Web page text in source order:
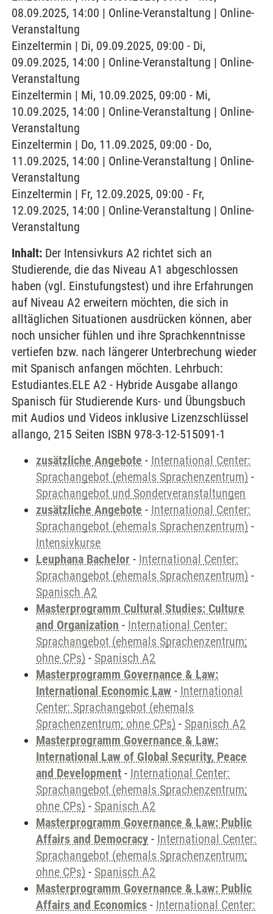
08.09.2025, 14:00 | Online-Veranstaltung | Online-
Veranstaltung
Einzeltermin | Di, 09.09.2025, 09:00 - Di,
09.09.2025, 14:00 | Online-Veranstaltung | Online-
Veranstaltung
Einzeltermin | Mi, 10.09.2025, 09:00 - Mi,
10.09.2025, 14:00 | Online-Veranstaltung | Online-
Veranstaltung
Einzeltermin | Do, 11.09.2025, 09:00 - Do,
11.09.2025, 14:00 | Online-Veranstaltung | Online-
Veranstaltung
Einzeltermin | Fr, 12.09.2025, 09:00 - Fr,
12.09.2025, 14:00 | Online-Veranstaltung | Online-
Veranstaltung
Inhalt: Der Intensivkurs A2 richtet sich an
Studierende, die das Niveau A1 abgeschlossen
haben (vgl. Einstufungstest) und ihre Erfahrungen
auf Niveau A2 erweitern möchten, die sich in
alltäglichen Situationen ausdrücken können, aber
noch unsicher fühlen und ihre Sprachkenntnisse
vertiefen bzw. nach längerer Unterbrechung wieder
mit Spanisch anfangen möchten. Lehrbuch:
Estudiantes.ELE A2 - Hybride Ausgabe allango
Spanisch für Studierende Kurs- und Übungsbuch
mit Audios und Videos inklusive Lizenzschlüssel
allango, 215 Seiten ISBN 978-3-12-515091-1
zusätzliche Angebote - International Center:
Sprachangebot (ehemals Sprachenzentrum) -
Sprachangebot und Sonderveranstaltungen
zusätzliche Angebote - International Center:
Sprachangebot (ehemals Sprachenzentrum) -
Intensivkurse
Leuphana Bachelor - International Center:
Sprachangebot (ehemals Sprachenzentrum) -
Spanisch A2
Masterprogramm Cultural Studies: Culture
and Organization - International Center:
Sprachangebot (ehemals Sprachenzentrum;
ohne CPs) - Spanisch A2
Masterprogramm Governance & Law:
International Economic Law - International
Center: Sprachangebot (ehemals
Sprachenzentrum; ohne CPs) - Spanisch A2
Masterprogramm Governance & Law:
International Law of Global Security, Peace
and Development - International Center:
Sprachangebot (ehemals Sprachenzentrum;
ohne CPs) - Spanisch A2
Masterprogramm Governance & Law: Public
Affairs and Democracy - International Center:
Sprachangebot (ehemals Sprachenzentrum;
ohne CPs) - Spanisch A2
Masterprogramm Governance & Law: Public
Affairs and Economics - International Center: